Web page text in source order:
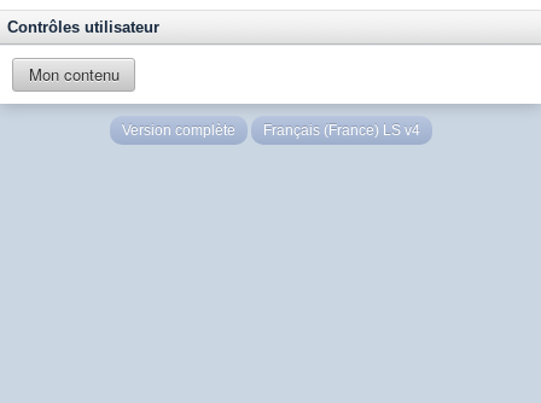
Contrôles utilisateur
Mon contenu
Version complète Français (France) LS v4